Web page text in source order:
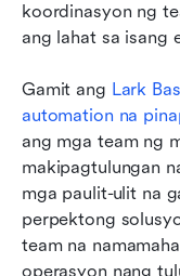
koordinasyon ng
ang lahat sa isang
Gamit ang Lark
automation na
ang mga team ng
makipagtulungan
mga paulit-ulit na
perpektong
team na
operasyon nang